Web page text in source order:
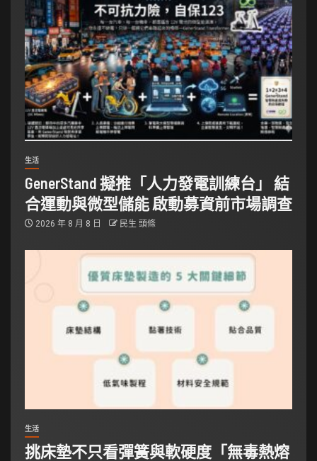
生活
GenerStand 擬推「人力發電訓練台」 結
合運動與微型儲能 啟動募資前市場調查
2026 年 8 月 8 日 民生 頭條
生活
挑床墊不只看彈簧與軟硬度「無毒熱熔